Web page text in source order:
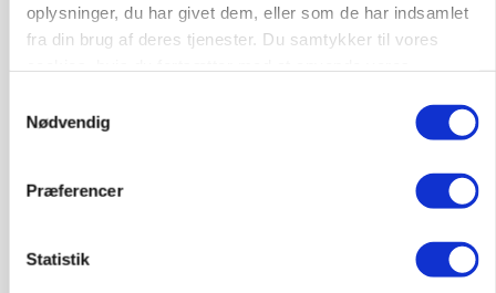
oplysninger, du har givet dem, eller som de har indsamlet
fra din brug af deres tjenester. Du samtykker til vores
Nødvendig
Præferencer
Statistik
Leder til klimastald
03. aug.